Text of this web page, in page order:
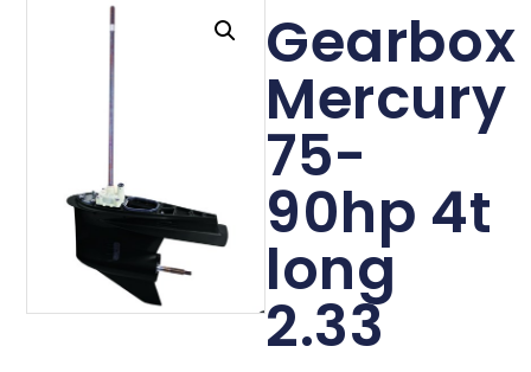
Gearbox
Mercury
75-
90hp 4t
long
2.33